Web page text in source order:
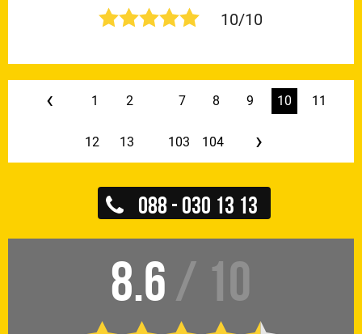
10/10
‹ 1 2 7 8 9 10 11
12 13 103 104 ›
088 - 030 13 13
8.6 / 10